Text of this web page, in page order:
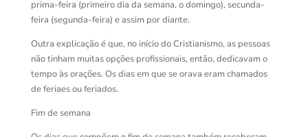
prima-feira (primeiro dia da semana, o domingo), secunda-
feira (segunda-feira) e assim por diante.
Outra explicação é que, no início do Cristianismo, as pessoas
não tinham muitas opções profissionais, então, dedicavam o
tempo às orações. Os dias em que se orava eram chamados
de feriaes ou feriados.
Fim de semana